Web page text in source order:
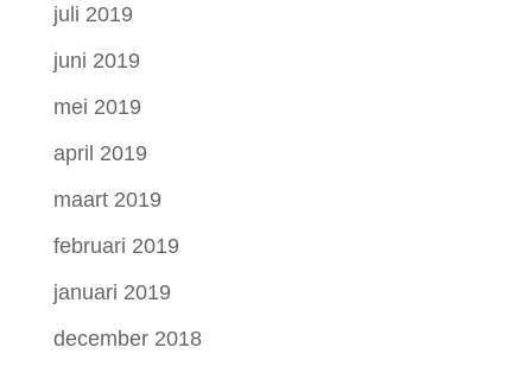
juli 2019
juni 2019
mei 2019
april 2019
maart 2019
februari 2019
januari 2019
december 2018